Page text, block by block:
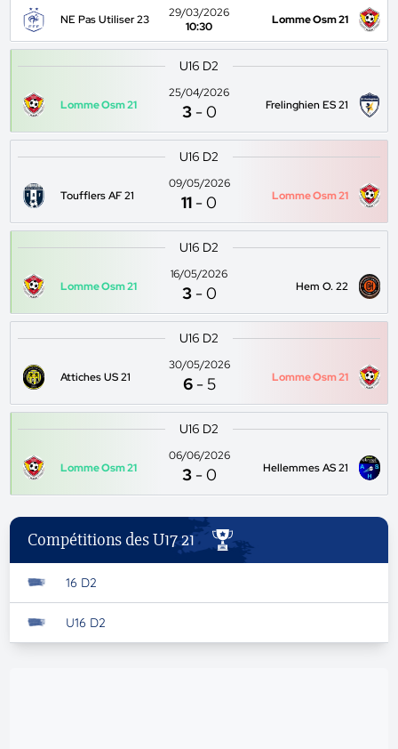
NE Pas Utiliser 23
29/03/2026
10:30
Lomme Osm 21
U16 D2
Lomme Osm 21
25/04/2026
3 -0 Frelinghien ES 21
U16 D2
Toufflers AF 21
09/05/2026
11 -0 Lomme Osm 21
U16 D2
Lomme Osm 21
16/05/2026
3 -0 Hem O. 22
U16 D2
Attiches US 21
30/05/2026
6 - 5 Lomme Osm 21
U16 D2
Lomme Osm 21
06/06/2026
3 -0 Hellemmes AS 21
Compétitions des U17 21
16 D2
U16 D2